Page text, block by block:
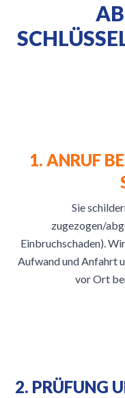
1. ANRUF
Sie
zugezogen/
Einbruchschaden).
Aufwand und Anfahrt
vor Ort
2. PRÜFUNG